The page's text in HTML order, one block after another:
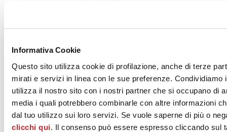
Informativa Cookie
Questo sito utilizza cookie di profilazione, anche di terze
mirati e servizi in linea con le sue preferenze.
utilizza il nostro sito con i nostri partner che si occupano di
media i quali potrebbero combinarle con altre informazioni
dal tuo utilizzo sui loro servizi. Se vuole saperne di più o
clicchi qui. Il consenso può essere espresso cliccando sul
‐ che ci vede responsabili delle attività di innovazione e ricerca. Il
sui tavoli di normazione nazionali e internazionali, servirà per
considerare, proprio per le loro prestazioni e design, i prodotti
ceramici italiani un’eccellenza nel mondo.”
Il progetto è stato finanziato nell’ambito delle attività svolte dal
Ministero dello Sviluppo Economico in attuazione della legge n. 188
del 9 luglio del 1990.